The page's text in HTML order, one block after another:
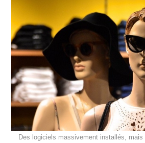
Des logiciels massivement installés,